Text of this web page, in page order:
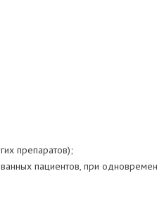
препаратов);
пациентов, при